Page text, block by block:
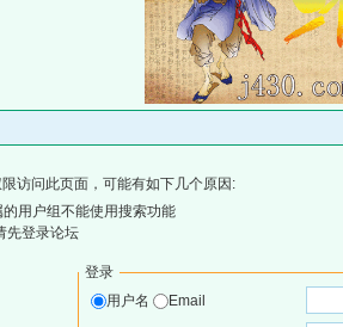
访问此页面，可能有如下几个原因:
用户组不能使用搜索功能
先登录论坛
登录
用户名
Email